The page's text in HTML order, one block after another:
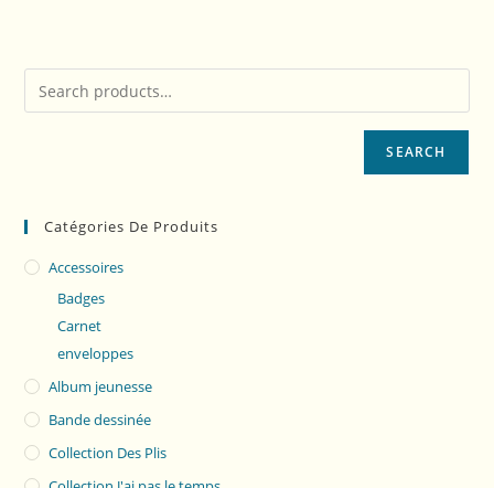
SEARCH
Catégories De Produits
Accessoires
Badges
Carnet
enveloppes
Album jeunesse
Bande dessinée
Collection Des Plis